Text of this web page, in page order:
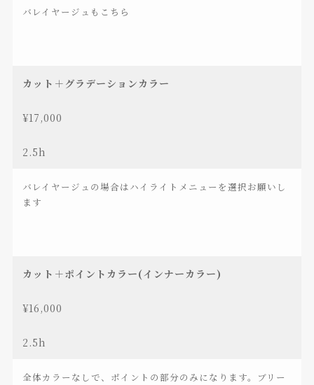
バレイヤージュもこちら
カット＋グラデーションカラー
¥17,000
2.5h
バレイヤージュの場合はハイライトメニューを選択お願いし
ます
カット＋ポイントカラー(インナーカラー)
¥16,000
2.5h
全体カラーなしで、ポイントの部分のみになります。ブリー